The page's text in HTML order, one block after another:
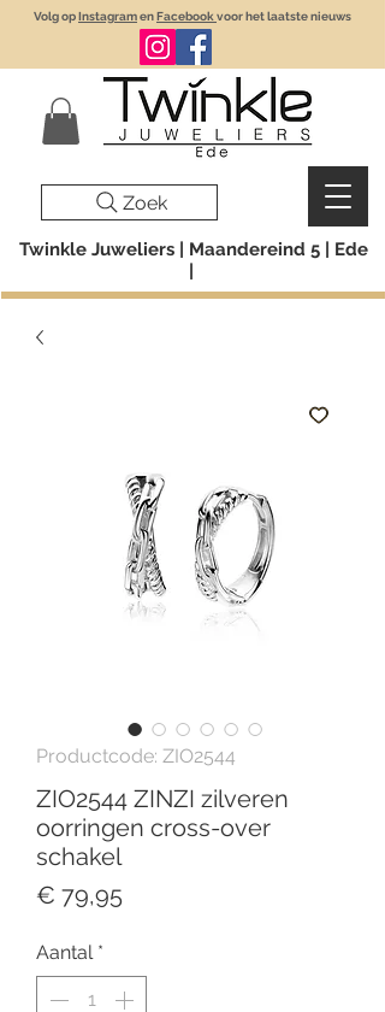
Twinkle Juweliers | Maandereind 5 | Ede
Volg opInstagramenFacebook voor het laatste nieuws
Zoek
Productcode: ZIO2544
ZIO2544 ZINZI zilveren
oorringen cross-over
schakel
€ 79,95Prijs
Aantal *